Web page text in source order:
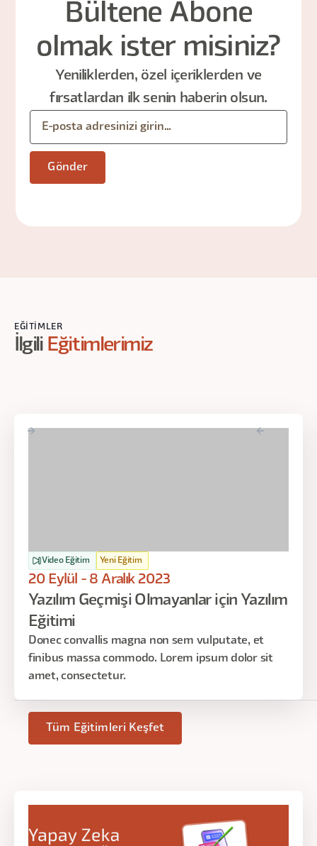
Bültene Abone
olmak ister misiniz?
Yeniliklerden, özel içeriklerden ve
fırsatlardan ilk senin haberin olsun.
EĞITIMLER
İlgili Eğitimlerimiz
Video Eğitim Yeni Eğitim
20 Eylül - 8 Aralık 2023
Yazılım Geçmişi Olmayanlar için Yazılım
Eğitimi
Donec convallis magna non sem vulputate, et
finibus massa commodo. Lorem ipsum dolor sit
amet, consectetur.
Tüm Eğitimleri Keşfet